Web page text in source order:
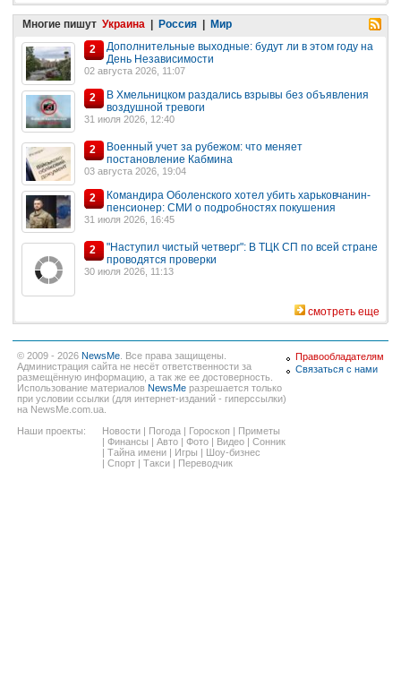
Многие пишут Украина Россия
Мир
2
Дополнительные выходные: будут ли в этом году на
День Независимости
02 августа 2026, 11:07
2
В Хмельницком раздались взрывы без объявления
воздушной тревоги
31 июля 2026, 12:40
2
Военный учет за рубежом: что меняет
постановление Кабмина
03 августа 2026, 19:04
2
Командира Оболенского хотел убить харьковчанин-
пенсионер: СМИ о подробностях покушения
31 июля 2026, 16:45
2
"Наступил чистый четверг": В ТЦК СП по всей стране
проводятся проверки
30 июля 2026, 11:13
смотреть еще
© 2009 - 2026 NewsMe . Все права защищены.
Администрация сайта не несёт ответственности за
размещённую информацию, а так же ее достоверность.
Использование материалов NewsMe разрешается только
при условии ссылки (для интернет-изданий - гиперссылки)
на NewsMe.com.ua.
Наши проекты:
Новости Погода Гороскоп
Приметы
Финансы Авто Фото Видео
Сонник
Тайна имени Игры
Шоу-бизнес
Спорт Такси Переводчик
Правообладателям
Связаться с нами